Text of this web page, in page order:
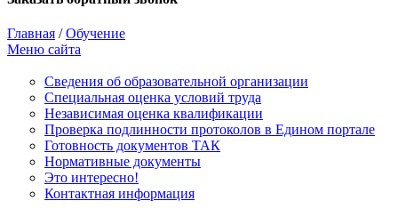
Главная /Обучение
Меню сайта
Сведения об образовательной организации
Cпециальная оценка условий труда
Независимая оценка квалификации
Проверка подлинности протоколов в Едином портале
Готовность документов ТАК
Нормативные документы
Это интересно!
Контактная информация